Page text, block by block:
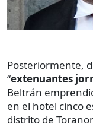
Posteriormente,
“extenuantes
Beltrán
en el hotel cinco
distrito de